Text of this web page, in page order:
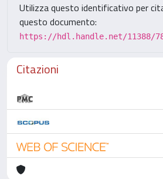
Utilizza questo identificativo per
questo documento:
https://hdl.handle.net/11388/
Citazioni